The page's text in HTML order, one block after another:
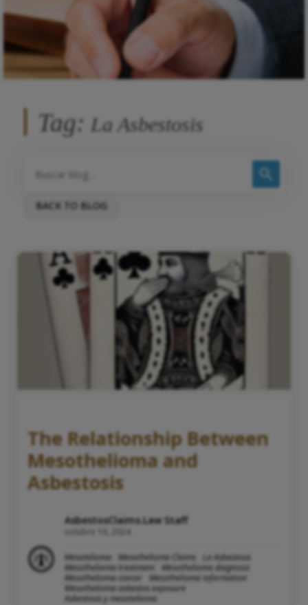
Tag: La Asbestosis
BACK TO BLOG
The Relationship Between
Mesothelioma and
Asbestosis
AsbestosClaims.Law Staff
octubre 16, 2024
Mesotelioma Mesothelioma Claims
La Asbestosis
Mesothelioma treatment
Mesothelioma diagnosis
Mesothelioma cancer
Mesothelioma information
Mesothelioma asbestos exposure
Asbestosis y mesotelioma